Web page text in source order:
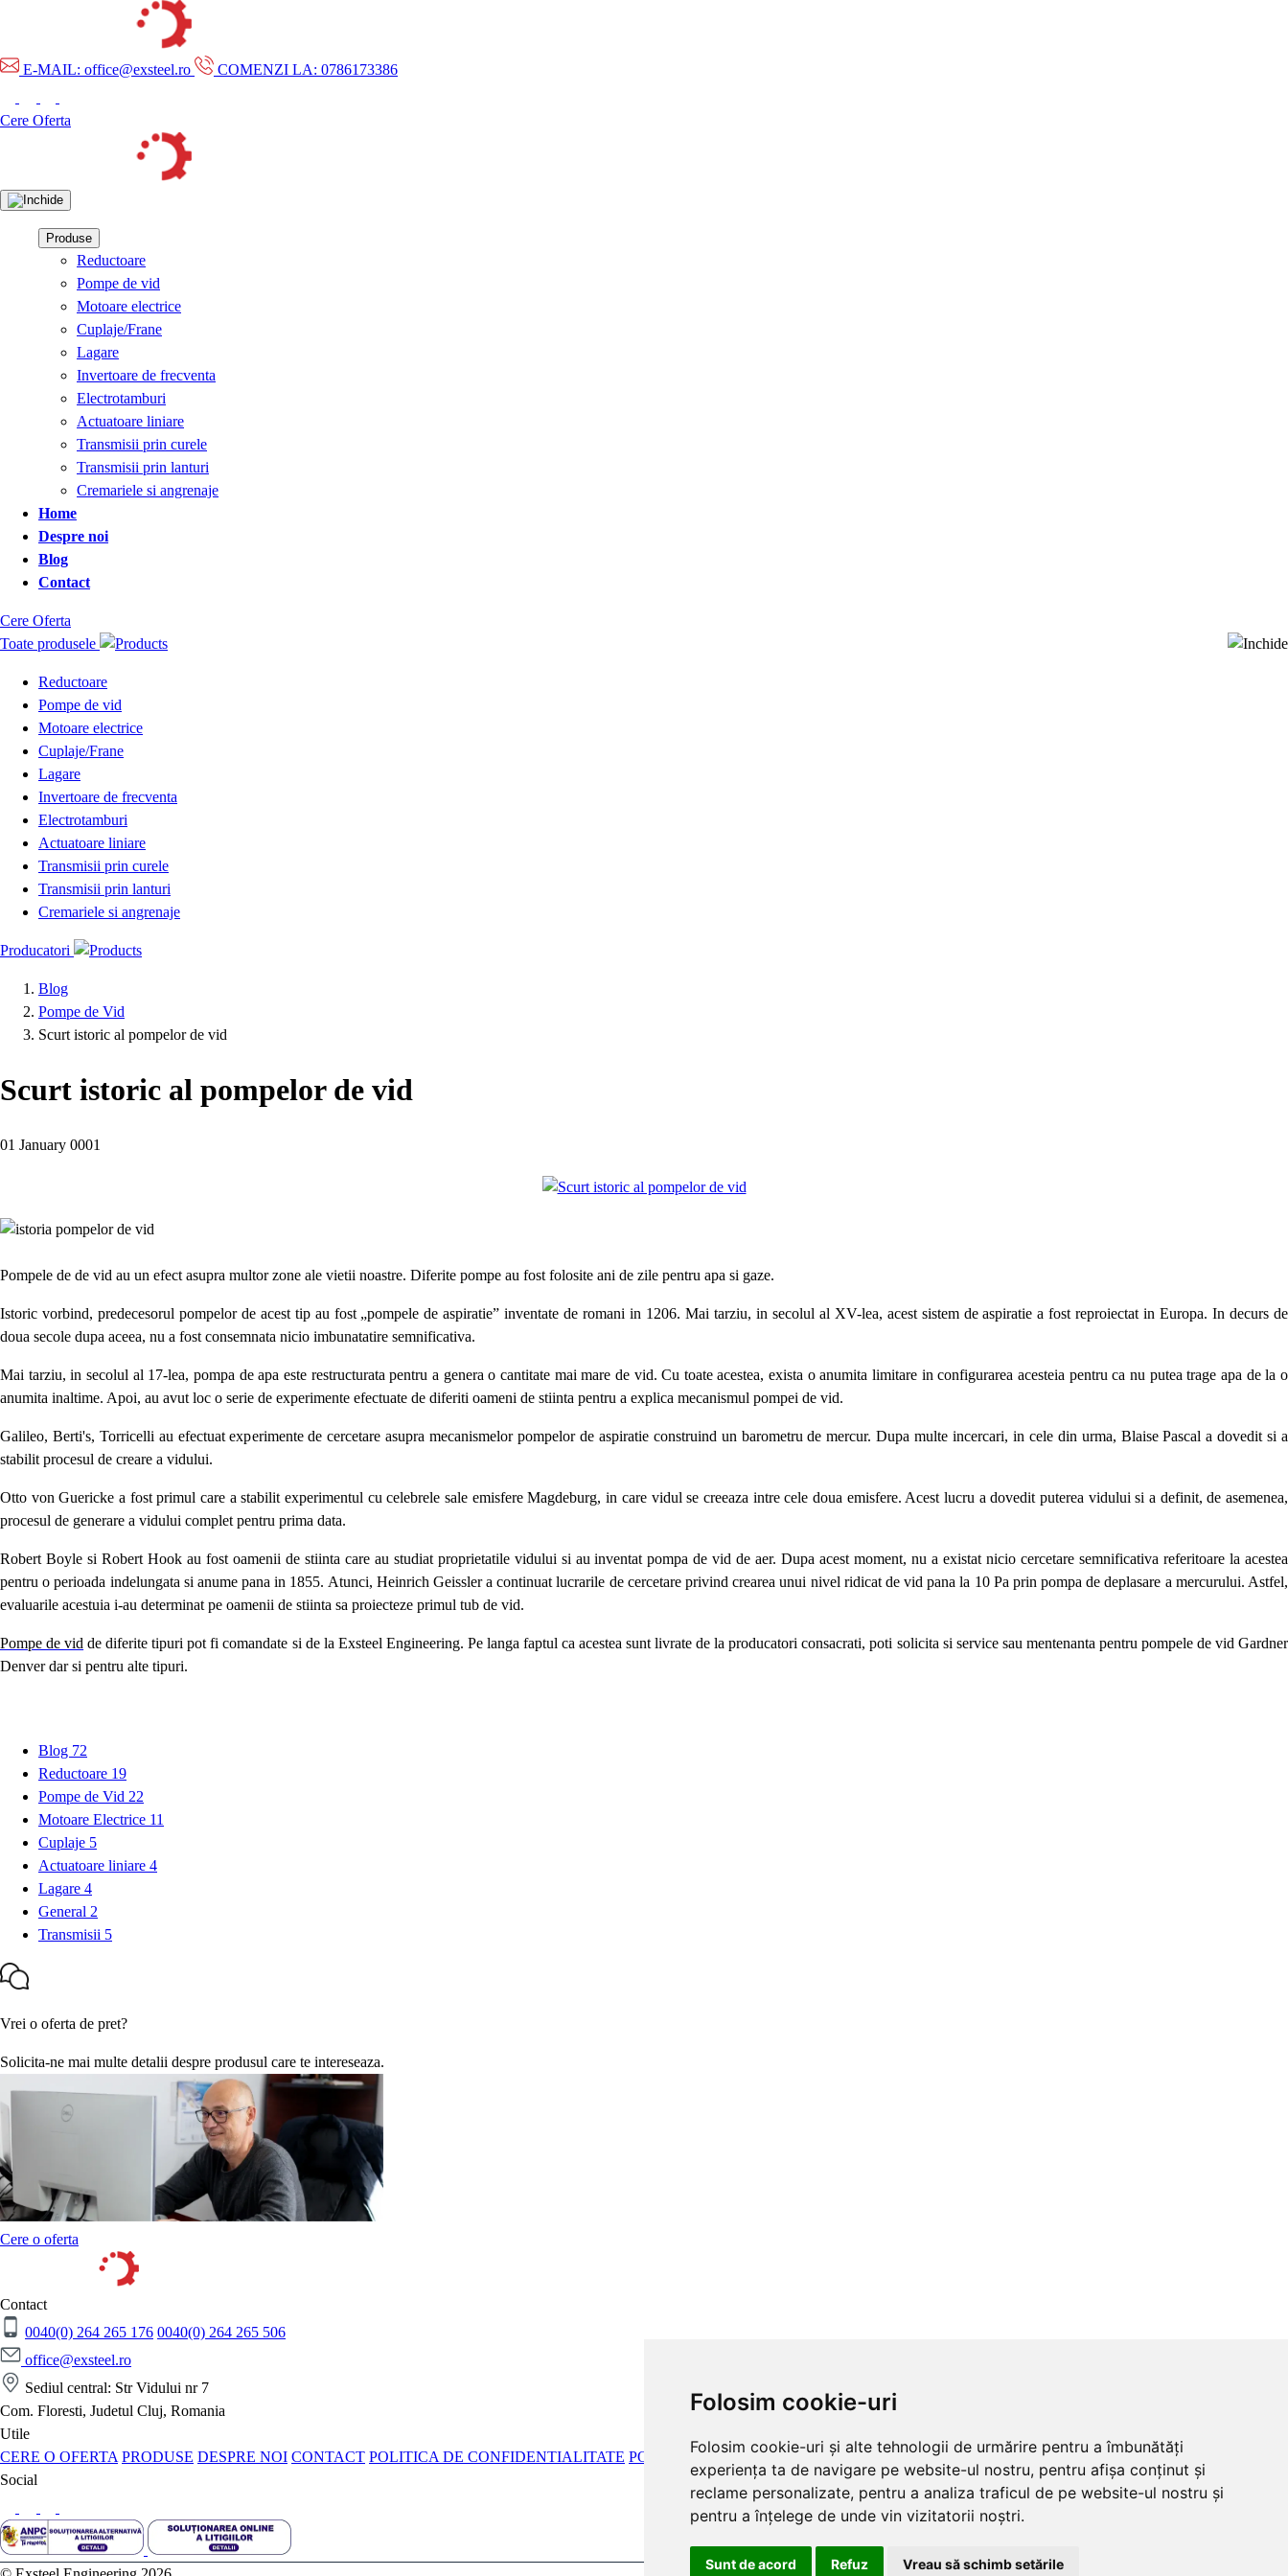
Folosim cookie-uri
Folosim cookie-uri și alte tehnologii de urmărire pentru a îmbunătăți
experiența ta de navigare pe website-ul nostru, pentru afișa conținut și
reclame personalizate, pentru a analiza traficul de pe website-ul nostru și
pentru a înțelege de unde vin vizitatorii noștri.
Sunt de acord Refuz Vreau să schimb setările
E-MAIL: office@exsteel.ro COMENZI LA: 0786173386
Cere Oferta
Produse
Reductoare
Pompe de vid
Motoare electrice
Cuplaje/Frane
Lagare
Invertoare de frecventa
Electrotamburi
Actuatoare liniare
Transmisii prin curele
Transmisii prin lanturi
Cremariele si angrenaje
Home
Despre noi
Blog
Contact
Cere Oferta
Toate produsele
Reductoare
Pompe de vid
Motoare electrice
Cuplaje/Frane
Lagare
Invertoare de frecventa
Electrotamburi
Actuatoare liniare
Transmisii prin curele
Transmisii prin lanturi
Cremariele si angrenaje
Producatori
Blog
Pompe de Vid
Scurt istoric al pompelor de vid
Scurt istoric al pompelor de vid
01 January 0001
Pompele de de vid au un efect asupra multor zone ale vietii noastre. Diferite pompe au fost folosite ani de zile pentru apa si gaze.
Istoric vorbind, predecesorul pompelor de acest tip au fost „pompele de aspiratie” inventate de romani in 1206. Mai tarziu, in secolul al XV-lea, acest sistem de aspiratie a fost reproiectat in Europa. In decurs de
doua secole dupa aceea, nu a fost consemnata nicio imbunatatire semnificativa.
Mai tarziu, in secolul al 17-lea, pompa de apa este restructurata pentru a genera o cantitate mai mare de vid. Cu toate acestea, exista o anumita limitare in configurarea acesteia pentru ca nu putea trage apa de la o
anumita inaltime. Apoi, au avut loc o serie de experimente efectuate de diferiti oameni de stiinta pentru a explica mecanismul pompei de vid.
Galileo, Berti's, Torricelli au efectuat experimente de cercetare asupra mecanismelor pompelor de aspiratie construind un barometru de mercur. Dupa multe incercari, in cele din urma, Blaise Pascal a dovedit si a
stabilit procesul de creare a vidului.
Otto von Guericke a fost primul care a stabilit experimentul cu celebrele sale emisfere Magdeburg, in care vidul se creeaza intre cele doua emisfere. Acest lucru a dovedit puterea vidului si a definit, de asemenea,
procesul de generare a vidului complet pentru prima data.
Robert Boyle si Robert Hook au fost oamenii de stiinta care au studiat proprietatile vidului si au inventat pompa de vid de aer. Dupa acest moment, nu a existat nicio cercetare semnificativa referitoare la acestea
pentru o perioada indelungata si anume pana in 1855. Atunci, Heinrich Geissler a continuat lucrarile de cercetare privind crearea unui nivel ridicat de vid pana la 10 Pa prin pompa de deplasare a mercurului. Astfel,
evaluarile acestuia i-au determinat pe oamenii de stiinta sa proiecteze primul tub de vid.
Pompe de vid de diferite tipuri pot fi comandate si de la Exsteel Engineering. Pe langa faptul ca acestea sunt livrate de la producatori consacrati, poti solicita si service sau mentenanta pentru pompele de vid Gardner
Denver dar si pentru alte tipuri.
Blog 72
Reductoare 19
Pompe de Vid 22
Motoare Electrice 11
Cuplaje 5
Actuatoare liniare 4
Lagare 4
General 2
Transmisii 5
Vrei o oferta de pret?
Solicita-ne mai multe detalii despre produsul care te intereseaza.
Cere o oferta
Contact
0040(0) 264 265 176 0040(0) 264 265 506
office@exsteel.ro
Sediul central: Str Vidului nr 7
Com. Floresti, Judetul Cluj, Romania
Utile
CERE O OFERTA PRODUSE DESPRE NOI CONTACT POLITICA DE CONFIDENTIALITATE POLITICA DE COOKIES
Social